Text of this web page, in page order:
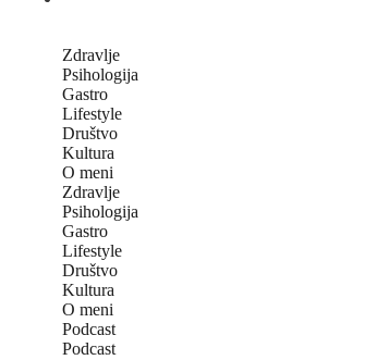
Zdravlje
Psihologija
Gastro
Lifestyle
Društvo
Kultura
O meni
Zdravlje
Psihologija
Gastro
Lifestyle
Društvo
Kultura
O meni
Podcast
Podcast